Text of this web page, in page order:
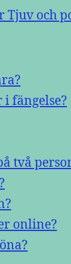
Tjuv och
fängelse?
två
online?